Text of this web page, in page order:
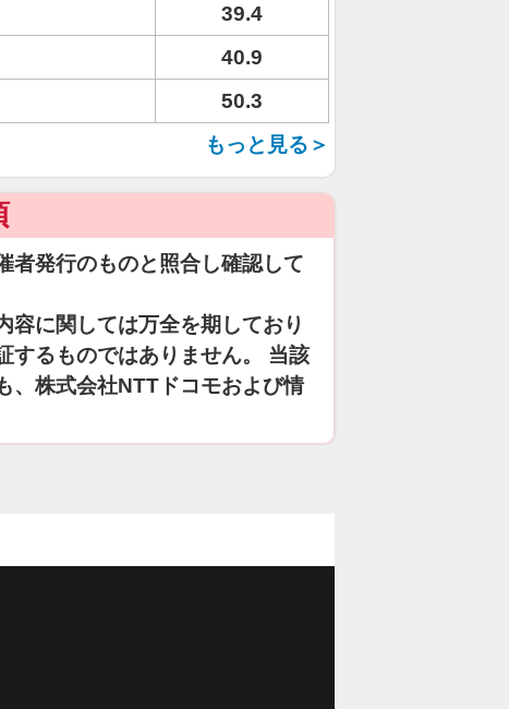
39.4
40.9
50.3
もっと見る＞
者発行のものと照合し確認して
容に関しては万全を期しており
するものではありません。 当該
、株式会社NTTドコモおよび情